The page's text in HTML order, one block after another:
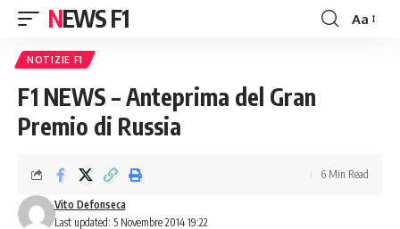
NEWS F1
Font
Aa
NOTIZIE F1
F1 NEWS – Anteprima del Gran
Premio di Russia
Last updated: 5 Novembre 2014 19:22
Vito Defonseca
6 Min Read